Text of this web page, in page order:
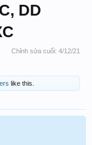
DD
Chỉnh sửa cuối: 4/12/21
like this.